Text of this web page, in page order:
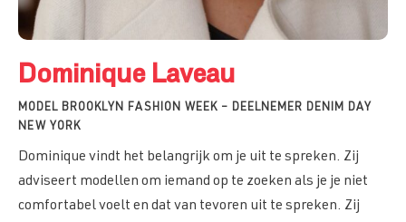
Dominique Laveau
MODEL BROOKLYN FASHION WEEK – DEELNEMER DENIM DAY
NEW YORK
Dominique vindt het belangrijk om je uit te spreken. Zij
adviseert modellen om iemand op te zoeken als je je niet
comfortabel voelt en dat van tevoren uit te spreken. Zij